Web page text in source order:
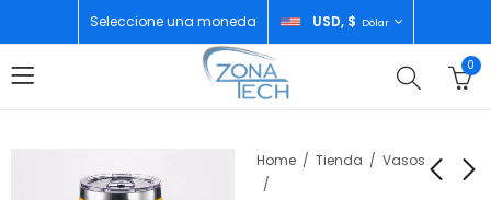
Seleccione una moneda USD, $ Dólar
0
Home Tienda Vasos